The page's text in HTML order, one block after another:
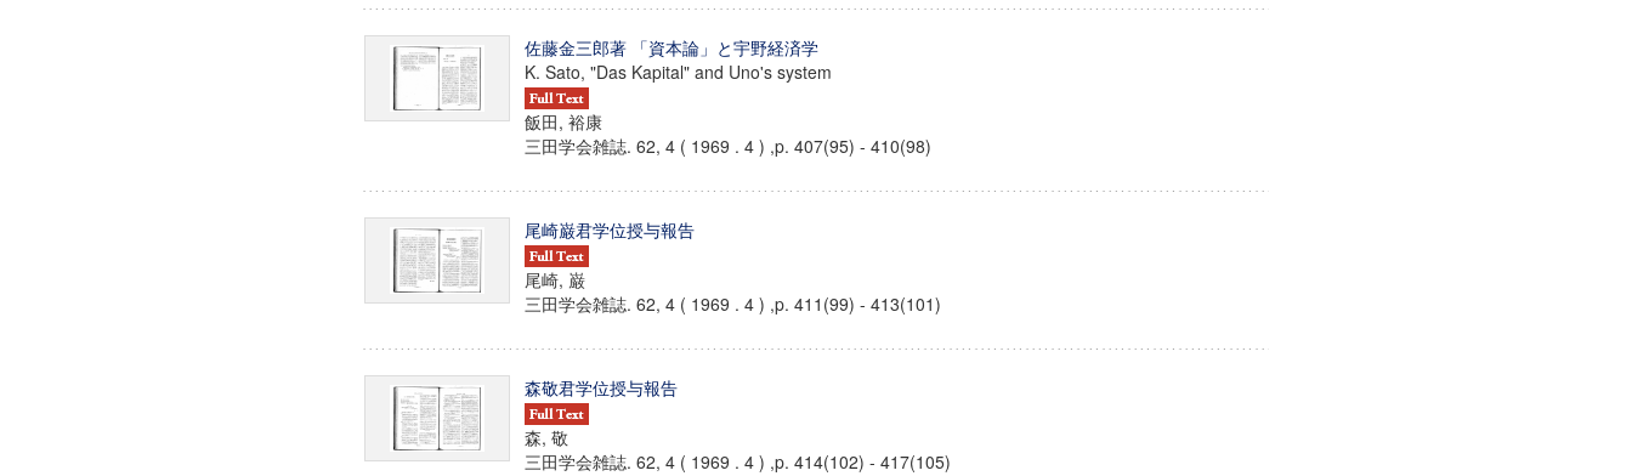
グローバルリサーチインスティテュート
慶應義塾大学グローバルCOEプログラム市民社会ガバナンス教育研究センター
慶應義塾大学グローバルCOEプログラム論理と感性の先端的教育研究拠点
博士課程教育リーディングプログラム「超成熟社会発展のサイエンス」
佐藤金三郎著 「資本論」と宇野経済学
K. Sato, "Das Kapital" and Uno's system
飯田, 裕康
三田学会雑誌. 62, 4 ( 1969 . 4 ) ,p. 407(95) - 410(98)
尾崎巌君学位授与報告
尾崎, 巌
三田学会雑誌. 62, 4 ( 1969 . 4 ) ,p. 411(99) - 413(101)
森敬君学位授与報告
森, 敬
三田学会雑誌. 62, 4 ( 1969 . 4 ) ,p. 414(102) - 417(105)